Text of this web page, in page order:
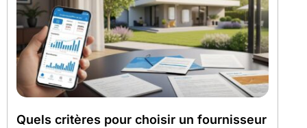
Quels critères pour choisir un fournisseur